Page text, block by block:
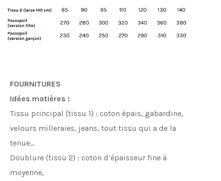
FOURNITURES
Idées matières :
Tissu principal (tissu 1) : coton épais, gabardine,
velours milleraies, jeans, tout tissu qui a de la
tenue…
Doublure (tissu 2) : coton d’épaisseur fine à
moyenne,